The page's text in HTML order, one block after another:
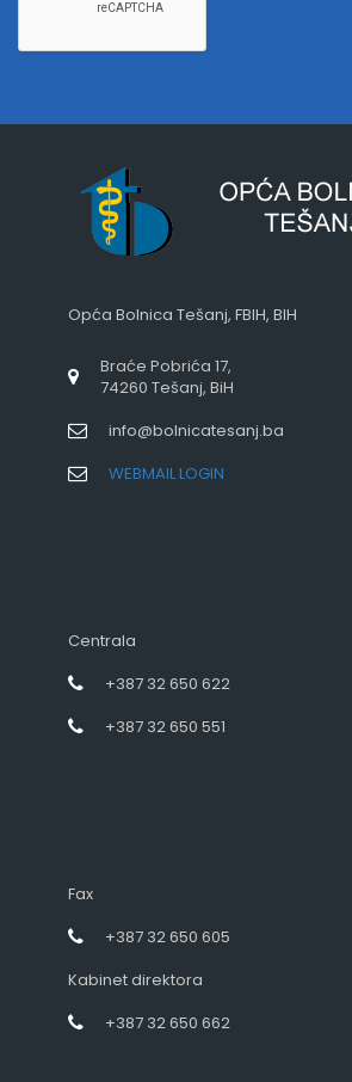
Opća Bolnica Tešanj, FBIH, BIH
Braće Pobrića 17,
74260 Tešanj, BiH
info@bolnicatesanj.ba
WEBMAIL LOGIN
Centrala
+387 32 650 622
+387 32 650 551
Fax
+387 32 650 605
Kabinet direktora
+387 32 650 662